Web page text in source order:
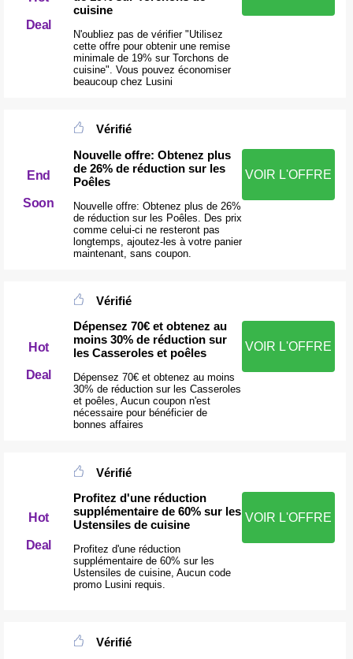
Deal
cuisine
N'oubliez pas de vérifier "Utilisez
cette offre pour obtenir une remise
minimale de 19% sur Torchons de
cuisine". Vous pouvez économiser
beaucoup chez Lusini
End
Soon
Vérifié
Nouvelle offre: Obtenez plus
de 26% de réduction sur les
Poêles
Nouvelle offre: Obtenez plus de 26%
de réduction sur les Poêles. Des prix
comme celui-ci ne resteront pas
longtemps, ajoutez-les à votre panier
maintenant, sans coupon.
VOIR L'OFFRE
Hot
Deal
Vérifié
Dépensez 70€ et obtenez au
moins 30% de réduction sur
les Casseroles et poêles
Dépensez 70€ et obtenez au moins
30% de réduction sur les Casseroles
et poêles, Aucun coupon n'est
nécessaire pour bénéficier de
bonnes affaires
VOIR L'OFFRE
Hot
Deal
Vérifié
Profitez d'une réduction
supplémentaire de 60% sur les
Ustensiles de cuisine
Profitez d'une réduction
supplémentaire de 60% sur les
Ustensiles de cuisine, Aucun code
promo Lusini requis.
VOIR L'OFFRE
Vérifié